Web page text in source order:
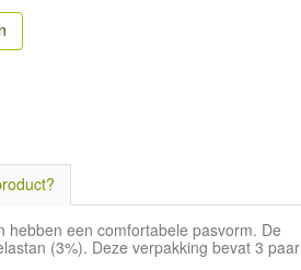
een comfortabele pasvorm. De
(3%). Deze verpakking bevat 3 paar